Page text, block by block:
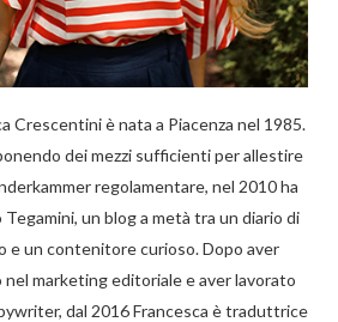
Crescentini è nata a Piacenza nel 1985.
dei mezzi sufficienti per allestire
regolamentare, nel 2010 ha
un blog a metà tra un diario di
e un contenitore curioso. Dopo aver
marketing editoriale e aver lavorato
dal 2016 Francesca è traduttrice